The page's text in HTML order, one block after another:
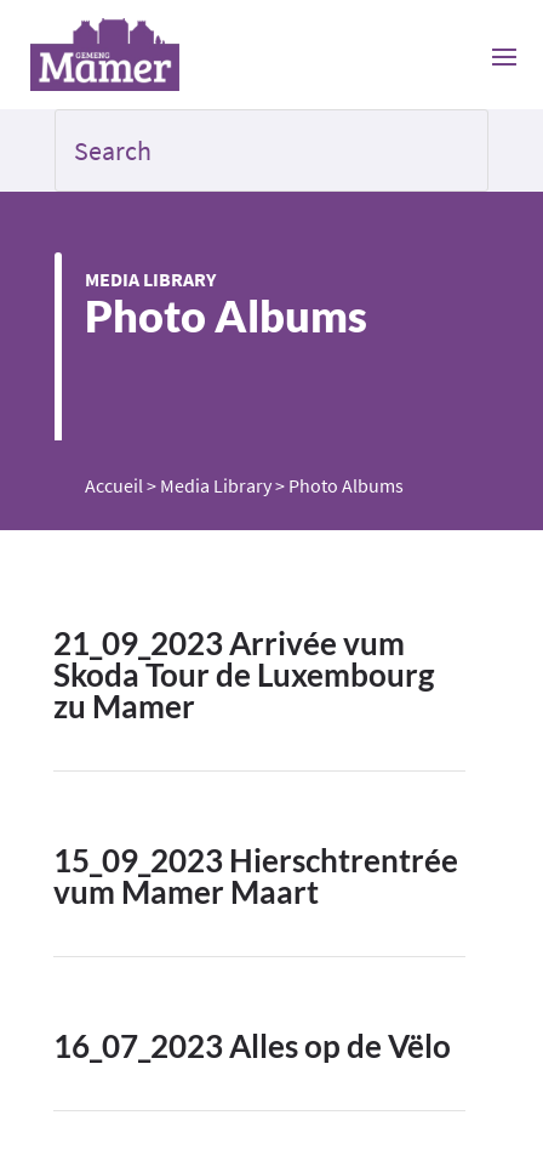
MEDIA LIBRARY
Photo Albums
Accueil> Media Library> Photo Albums
21_09_2023 Arrivée vum
Skoda Tour de Luxembourg
zu Mamer
15_09_2023 Hierschtrentrée
vum Mamer Maart
16_07_2023 Alles op de Vëlo